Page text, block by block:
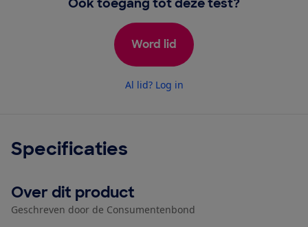
Word lid
Al lid? Log in
Specificaties
Over dit product
Geschreven door de Consumentenbond